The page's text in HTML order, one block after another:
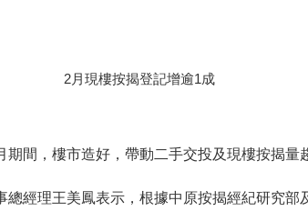
2月現樓按揭登記增逾1成
，樓市造好，帶動二手交投及現樓按揭量
理王美鳳表示，根據中原按揭經紀研究部